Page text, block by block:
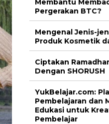
Membantu
Pergerakan BTC?
Mengenal Jenis-
Produk Kosmetik
Ciptakan
Dengan SHORUSH
YukBelajar.com:
Pembelajaran dan
Edukasi untuk
Pembelajar